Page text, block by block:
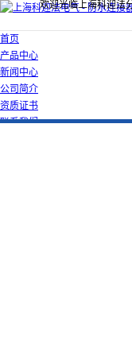
欢迎光临上海科迎法
首页
产品中心
新闻中心
公司简介
资质证书
联系我们